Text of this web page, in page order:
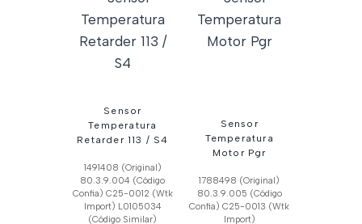
Sensor
Temperatura
Retarder 113 / S4
1491408 (Original)
80.3.9.004 (Código
Confia) C25-0012 (Wtk
Import) L0105034
(Código Similar)
Sensor
Temperatura
Motor Pgr
1788498 (Original)
80.3.9.005 (Código
Confia) C25-0013 (Wtk
Import)